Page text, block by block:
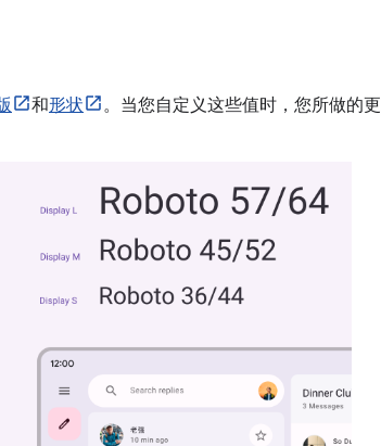
和形状
。当您自定义这些值时，您所做的